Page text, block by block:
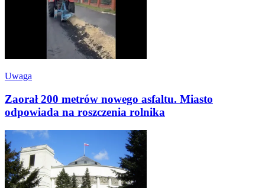
Uwaga
Zaorał 200 metrów nowego asfaltu. Miasto
odpowiada na roszczenia rolnika